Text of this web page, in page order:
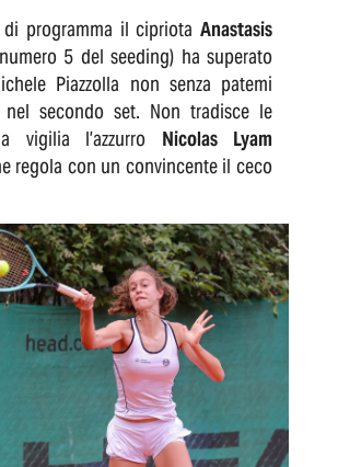
programma il cipriota Anastasis
5 del seeding) ha superato
Piazzolla non senza patemi
nel secondo set. Non tradisce le
vigilia l’azzurro Nicolas Lyam
regola con un convincente il ceco